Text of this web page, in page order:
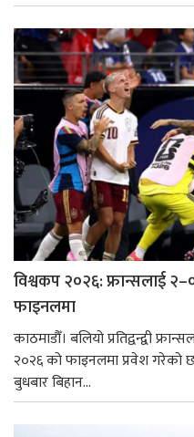
विश्वकप २०२६: फ्रान्सलाई
फाइनलमा
काठमाडौँ। बलियो प्रतिद्वन्द्वी
२०२६ को फाइनलमा प्रवेश गरेको
बुधबार बिहान...